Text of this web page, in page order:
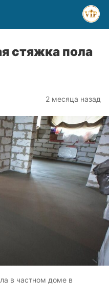
стяжка пола
2 месяца назад
в частном доме в